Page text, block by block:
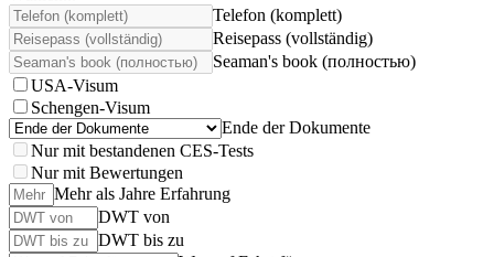
Telefon (komplett)
Reisepass (vollständig)
Seaman's book (полностью)
USA-Visum
Schengen-Visum
Ende der Dokumente
Nur mit bestandenen CES-Tests
Nur mit Bewertungen
Mehr als Jahre Erfahrung
DWT von
DWT bis zu